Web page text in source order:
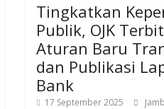
Tingkatkan
Publik, OJK
Aturan Baru
dan Publikasi
Bank
17 September 2025